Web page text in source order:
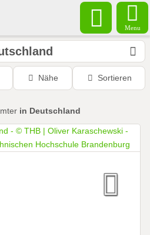
Menu
Nähe Sortieren
in Deutschland